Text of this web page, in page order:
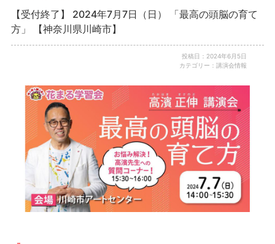
【受付終了】 2024年7月7日（日） 「最高の頭脳の育て
方」 【神奈川県川崎市】
投稿日：2024年6月5日
カテゴリー：講演会情報